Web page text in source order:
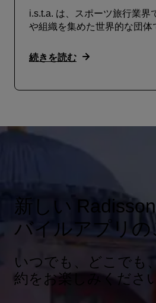
i.s.t.a. は、スポーツ旅行業界
や組織を集めた世界的な団体
続きを読む
新しい
バイルアプリの
いつでも、どこでも
約をお楽しみください